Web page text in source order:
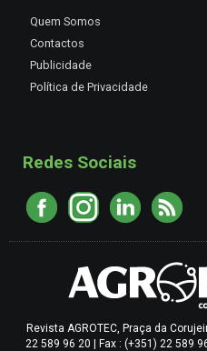
Quem Somos
Contactos
Publicidade
Política de Privacidade
Redes Sociais
Revista AGROTEC, Praça da
22 589 96 20 | Fax : (+351) 22 589